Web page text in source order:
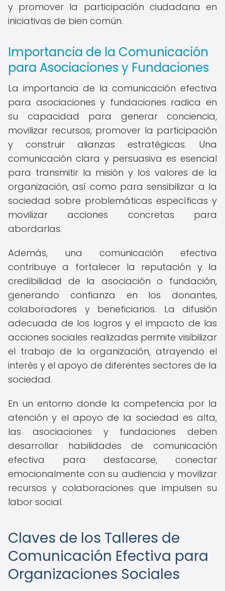
y promover la participación ciudadana en
iniciativas de bien común.
Importancia de la Comunicación
para Asociaciones y Fundaciones
La importancia de la comunicación efectiva
para asociaciones y fundaciones radica en
su capacidad para generar conciencia,
movilizar recursos, promover la participación
y construir alianzas estratégicas. Una
comunicación clara y persuasiva es esencial
para transmitir la misión y los valores de la
organización, así como para sensibilizar a la
sociedad sobre problemáticas específicas y
movilizar acciones concretas para
abordarlas.
Además, una comunicación efectiva
contribuye a fortalecer la reputación y la
credibilidad de la asociación o fundación,
generando confianza en los donantes,
colaboradores y beneficiarios. La difusión
adecuada de los logros y el impacto de las
acciones sociales realizadas permite visibilizar
el trabajo de la organización, atrayendo el
interés y el apoyo de diferentes sectores de la
sociedad.
En un entorno donde la competencia por la
atención y el apoyo de la sociedad es alta,
las asociaciones y fundaciones deben
desarrollar habilidades de comunicación
efectiva para destacarse, conectar
emocionalmente con su audiencia y movilizar
recursos y colaboraciones que impulsen su
labor social.
Claves de los Talleres de
Comunicación Efectiva para
Organizaciones Sociales